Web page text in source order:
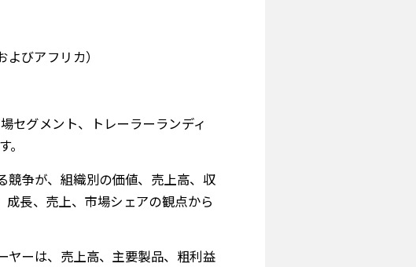
びアフリカ）
セグメント、トレーラーランディ
競争が、組織別の価値、売上高、収
長、売上、市場シェアの観点から
ヤーは、売上高、主要製品、粗利益